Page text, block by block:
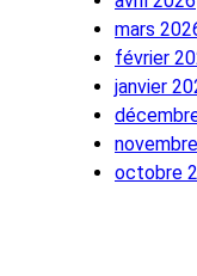
mars
février
janvier
octobre